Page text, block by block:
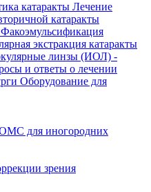
катаракты Лечение
катаракты
Факоэмульсификация
экстракция катаракты
линзы (ИОЛ) -
и ответы о лечении
Оборудование для
для иногородних
зрения